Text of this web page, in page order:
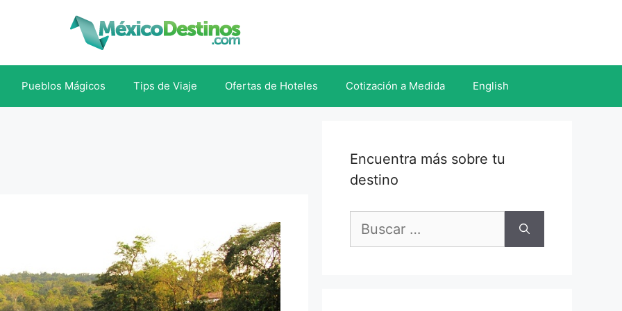
Pueblos Mágicos Tips de Viaje Ofertas de Hoteles Cotización a Medida English
Encuentra más sobre tu
destino